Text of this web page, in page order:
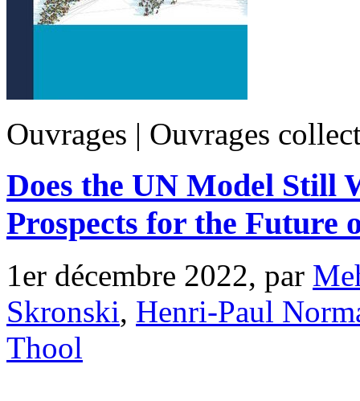
Ouvrages | Ouvrages
Does the UN Model Still
Prospects for the Future
1er décembre 2022, par
Skronski, Henri-Paul
Thool